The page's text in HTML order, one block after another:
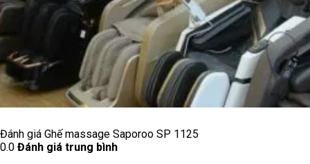
Đánh giá Ghế massage Saporoo SP 1125
0.0 Đánh giá trung bình